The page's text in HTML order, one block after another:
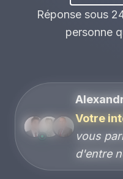
Réponse sous
personne
Votre
vous
d'entre